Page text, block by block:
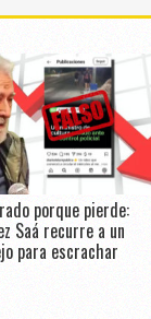
porque pierde:
Saá recurre a un
para escrachar